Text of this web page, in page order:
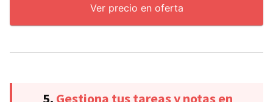
Ver precio en oferta
5. Gestiona tus tareas y notas en